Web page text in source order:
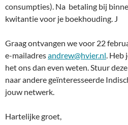
consumpties). Na betaling bij
kwitantie voor je boekhouding. J
Graag ontvangen we voor 22
e-mailadresandrew@hvier.nl. Heb
het ons dan even weten. Stuur
naar andere geïnteresseerde
jouw netwerk.
Hartelijke groet,